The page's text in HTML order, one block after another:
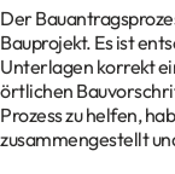
Der
Bauprojekt. Es ist
Unterlagen korrekt
örtlichen
Prozess zu helfen,
zusammengestellt